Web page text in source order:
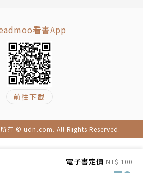
電子書定價 NT$ 100
看書App
前往下載
所有 © udn.com. All Rights Reserved.